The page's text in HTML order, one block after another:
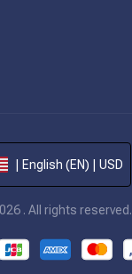
| English (EN) | USD
. All rights reserved.